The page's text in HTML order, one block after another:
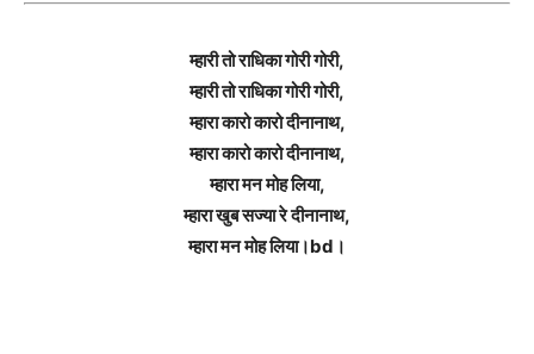
म्हारी तो राधिका गोरी गोरी,
म्हारी तो राधिका गोरी गोरी,
म्हारा कारो कारो दीनानाथ,
म्हारा कारो कारो दीनानाथ,
म्हारा मन मोह लिया,
म्हारा खुब सज्या रे दीनानाथ,
म्हारा मन मोह लिया।bd।